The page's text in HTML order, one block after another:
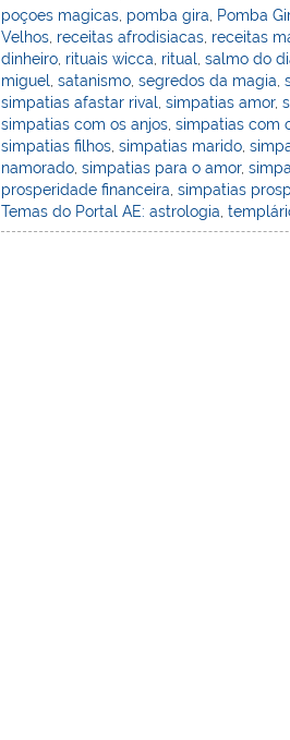
poçoes magicas, pomba gira, Pomba
Velhos, receitas afrodisiacas, receitas
dinheiro, rituais wicca, ritual,salmo do
miguel,satanismo,segredos da magia,
simpatias afastar rival,simpatias amor,
simpatias com os anjos,simpatias com
simpatias filhos,simpatias marido,
namorado,simpatias para o amor,
prosperidade financeira,simpatias
Temas do Portal AE: astrologia,